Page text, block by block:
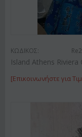
ΚΩΔΙΚΟΣ:
Island Athens Riviera
[Επικοινωνήστε για